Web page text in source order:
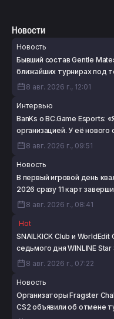
Новости
Новость
Бывший состав Gentle
ближайших турнирах под
8 авг. 2026 г., 12:01
Интервью
BanKs о BC.Game Esports:
организацией. У её
8 авг. 2026 г., 09:51
Новость
В первый игровой день
2026 сразу 11 карт
8 авг. 2026 г., 08:41
Hot
SNAILKICK Club и
седьмого дня WINLINE
8 авг. 2026 г., 07:22
Новость
Организаторы Fragster
CS2 объявили об отмене